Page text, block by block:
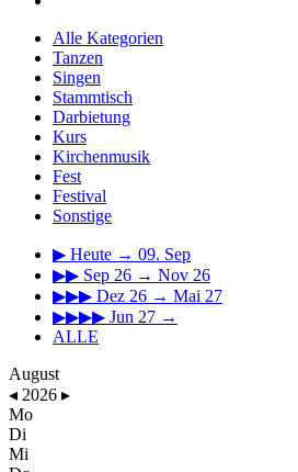
Alle Kategorien
Tanzen
Singen
Stammtisch
Darbietung
Kurs
Kirchenmusik
Fest
Festival
Sonstige
▶ Heute → 09. Sep
▶▶ Sep 26 → Nov 26
▶▶▶ Dez 26 → Mai 27
▶▶▶▶ Jun 27 →
ALLE
August
◂ 2026 ▸
Mo
Di
Mi